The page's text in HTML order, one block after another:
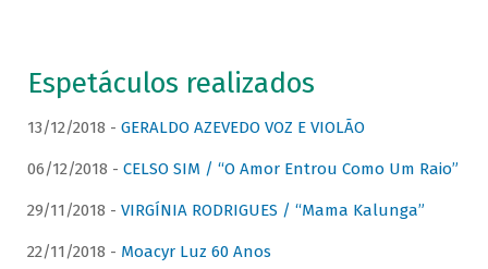
Espetáculos realizados
13/12/2018 - GERALDO AZEVEDO VOZ E VIOLÃO
06/12/2018 - CELSO SIM / “O Amor Entrou Como Um Raio”
29/11/2018 - VIRGÍNIA RODRIGUES / “Mama Kalunga”
22/11/2018 - Moacyr Luz 60 Anos